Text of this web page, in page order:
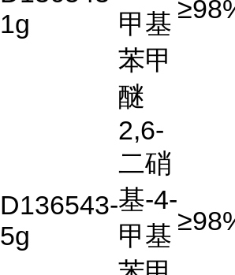
1g
甲基
苯甲
醚
D136543-
5g
2,6-
二硝
基-4-
甲基